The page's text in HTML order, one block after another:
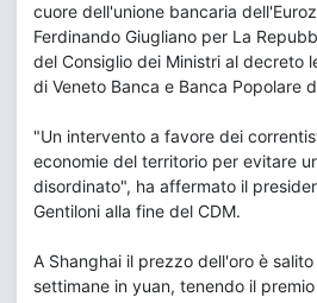
cuore dell'unione bancaria
Ferdinando Giugliano per La
del Consiglio dei Ministri al decreto
di Veneto Banca e Banca Popolare
"Un intervento a favore dei
economie del territorio per evitare
disordinato", ha affermato il
Gentiloni alla fine del CDM.
A Shanghai il prezzo dell'oro è
settimane in yuan, tenendo il